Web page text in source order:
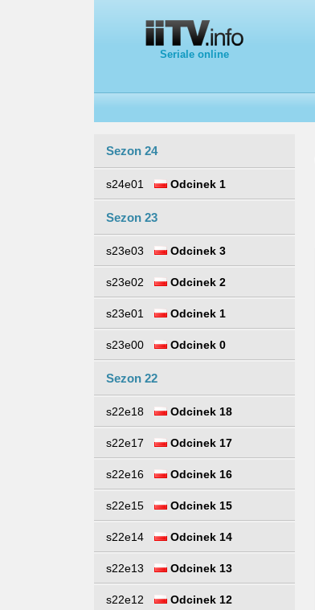
Seriale online
Sezon 24
s24e01 Odcinek 1
Sezon 23
s23e03 Odcinek 3
s23e02 Odcinek 2
s23e01 Odcinek 1
s23e00 Odcinek 0
Sezon 22
s22e18 Odcinek 18
s22e17 Odcinek 17
s22e16 Odcinek 16
s22e15 Odcinek 15
s22e14 Odcinek 14
s22e13 Odcinek 13
s22e12 Odcinek 12